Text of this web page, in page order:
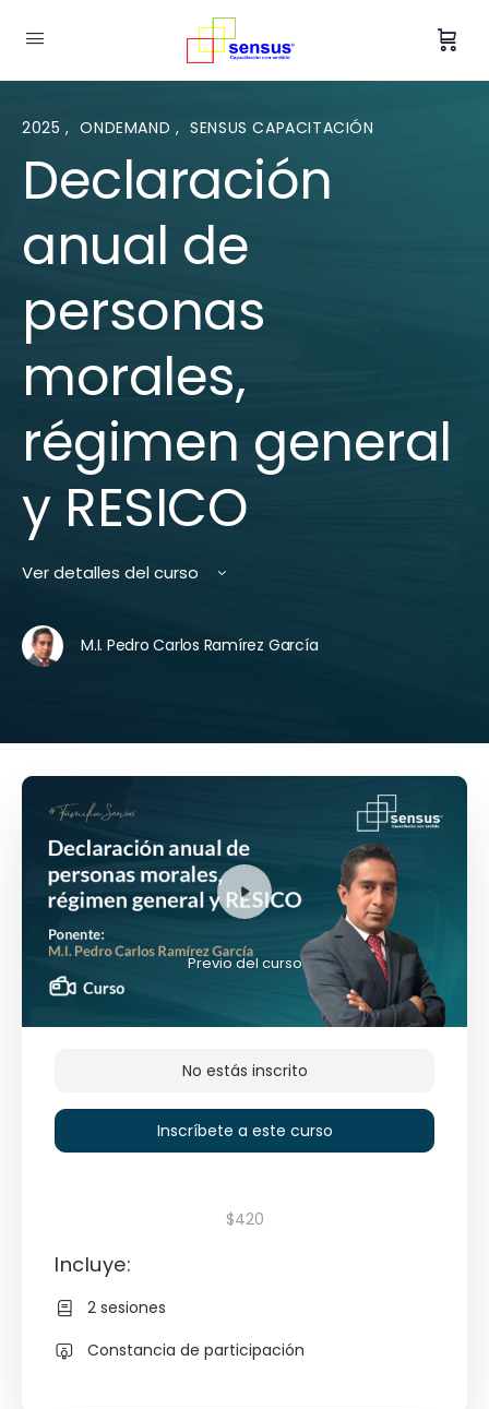
2025, ONDEMAND , SENSUS CAPACITACIÓN
Declaración
anual de
personas
morales,
régimen general
y RESICO
Ver detalles del curso
M.I. Pedro Carlos Ramírez García
Previo del curso
No estás inscrito
Inscríbete a este curso
$420
Incluye:
2 sesiones
Constancia de participación